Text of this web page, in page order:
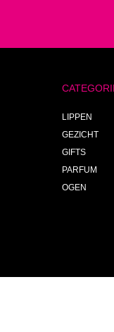
LIPPEN
GEZICHT
GIFTS
PARFUM
OGEN